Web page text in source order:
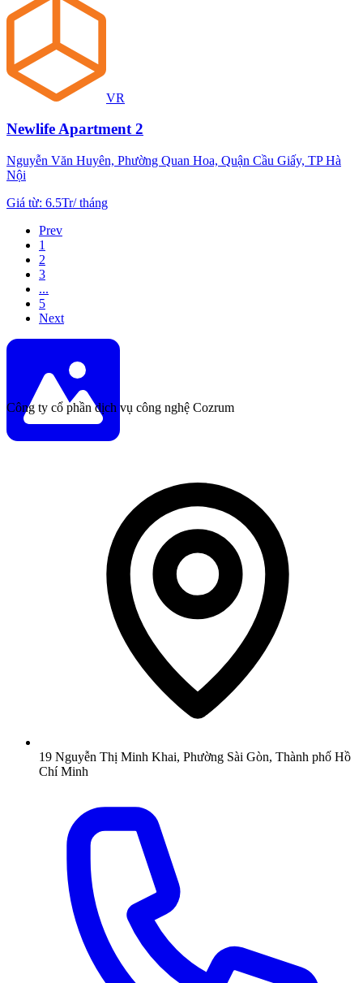
VR
Newlife Apartment 2
Nguyễn Văn Huyên, Phường Quan Hoa, Quận Cầu Giấy, TP Hà
Nội
Giá từ: 6.5Tr/tháng
Prev
1
2
3
...
5
Next
Công ty cổ phần dịch vụ công nghệ Cozrum
19 Nguyễn Thị Minh Khai, Phường Sài Gòn, Thành phố Hồ
Chí Minh